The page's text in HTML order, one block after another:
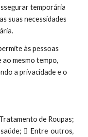
temporária
suas necessidades
às pessoas
ao mesmo tempo,
a privacidade e o
de Roupas;
 Entre outros,